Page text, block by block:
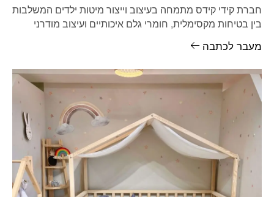
חברת קידי קידס מתמחה בעיצוב וייצור מיטות ילדים המשלבות
בין בטיחות מקסימלית, חומרי גלם איכותיים ועיצוב מודרני
מעבר לכתבה